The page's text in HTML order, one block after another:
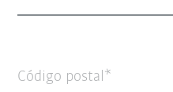
Código postal